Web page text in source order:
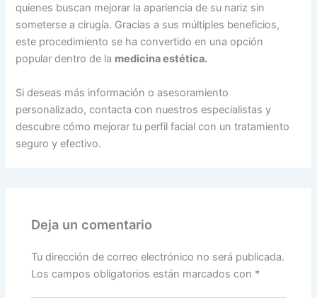
quienes buscan mejorar la apariencia de su nariz sin
someterse a cirugía. Gracias a sus múltiples beneficios,
este procedimiento se ha convertido en una opción
popular dentro de la medicina estética.
Si deseas más información o asesoramiento
personalizado, contacta con nuestros especialistas y
descubre cómo mejorar tu perfil facial con un tratamiento
seguro y efectivo.
Deja un comentario
Tu dirección de correo electrónico no será publicada.
Los campos obligatorios están marcados con *